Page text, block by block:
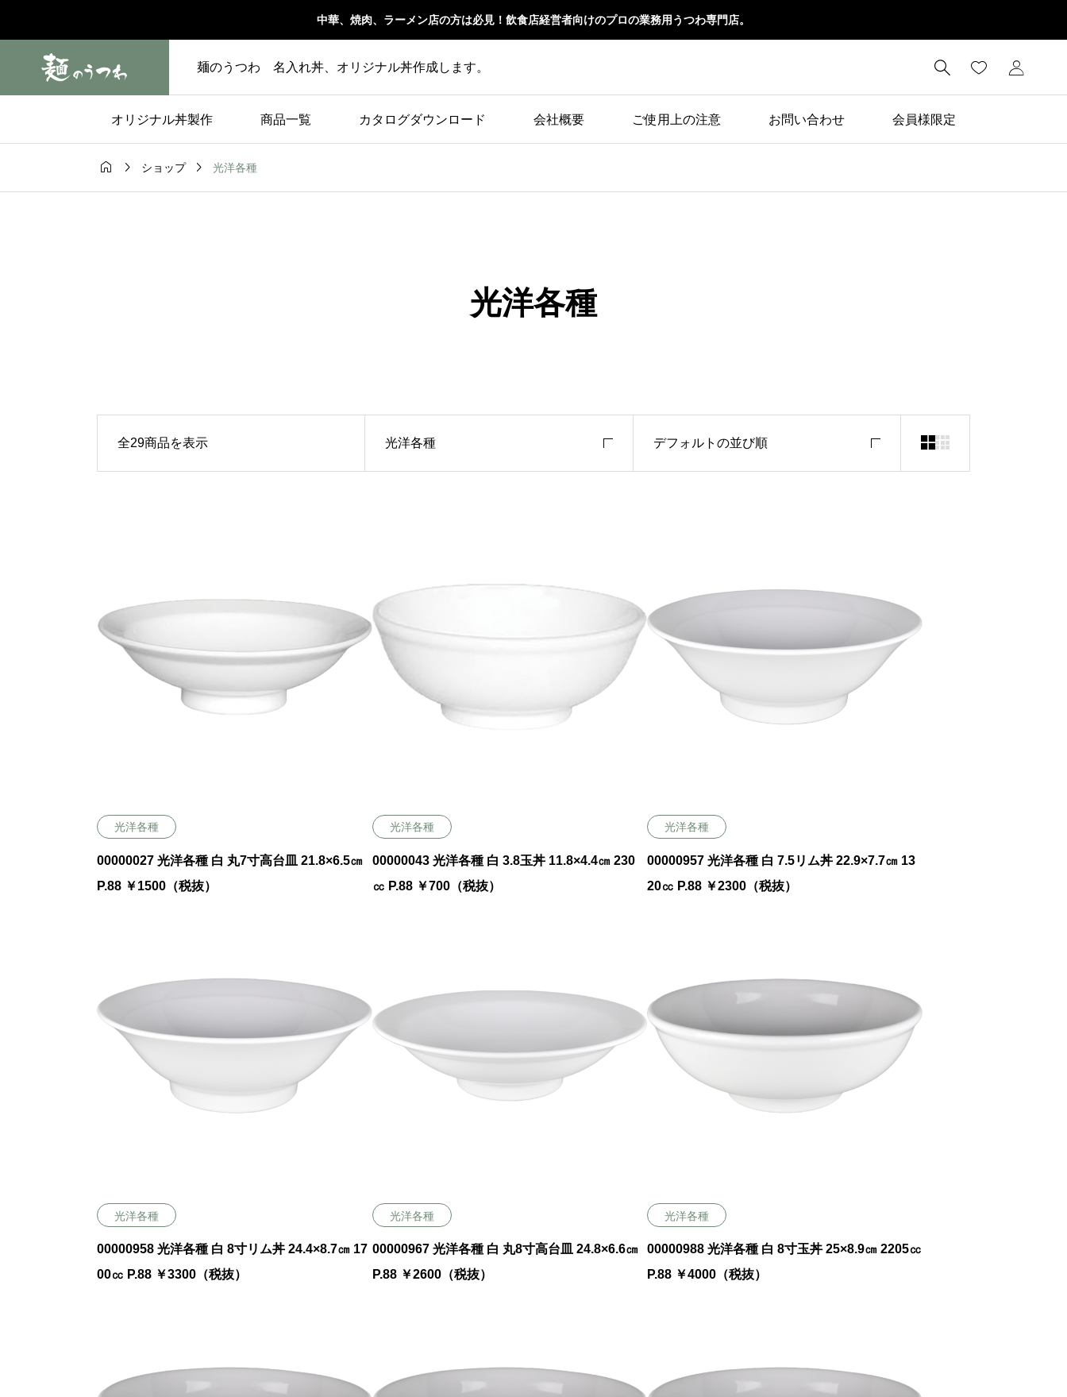
中華、焼肉、ラーメン店の方は必見！飲食店経営者向けのプロの業務用うつわ専門店。
麺のうつわ 名入れ丼、オリジナル丼作成します。 
オリジナル丼製作 商品一覧 カタログダウンロード 会社概要 ご使用上の注意 お問い合わせ 会員様限定
  ショップ  光洋各種
光洋各種
全29商品を表示 光洋各種 デフォルトの並び順 
光洋各種
00000027 光洋各種 白 丸7寸高台皿 21.8×6.5㎝
P.88 ￥1500（税抜）
光洋各種
00000043 光洋各種 白 3.8玉丼 11.8×4.4㎝ 230
㏄ P.88 ￥700（税抜）
光洋各種
00000957 光洋各種 白 7.5リム丼 22.9×7.7㎝ 13
20㏄ P.88 ￥2300（税抜）
光洋各種
00000958 光洋各種 白 8寸リム丼 24.4×8.7㎝ 17
00㏄ P.88 ￥3300（税抜）
光洋各種
00000967 光洋各種 白 丸8寸高台皿 24.8×6.6㎝
P.88 ￥2600（税抜）
光洋各種
00000988 光洋各種 白 8寸玉丼 25×8.9㎝ 2205㏄
P.88 ￥4000（税抜）